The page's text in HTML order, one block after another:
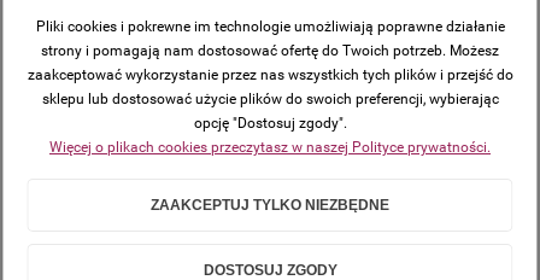
Biblia dla maluszków z grawerem –
niezwykła pamiątka
59,95 zł
Biblia malucha z grawerem –
pierwsza Biblia dla dzieci
59,00 zł
Pliki cookies i pokrewne im technologie umożliwiają poprawne działanie
strony i pomagają nam dostosować ofertę do Twoich potrzeb. Możesz
zaakceptować wykorzystanie przez nas wszystkich tych plików i przejść do
sklepu lub dostosować użycie plików do swoich preferencji, wybierając
opcję "Dostosuj zgody".
Więcej o plikach cookies przeczytasz w naszej Polityce prywatności.
ZAAKCEPTUJ TYLKO NIEZBĘDNE
DOSTOSUJ ZGODY